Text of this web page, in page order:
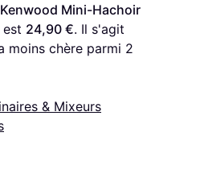
Kenwood Mini-Hachoir
est 24,90 €. Il s'agit
moins chère parmi 2
& Mixeurs